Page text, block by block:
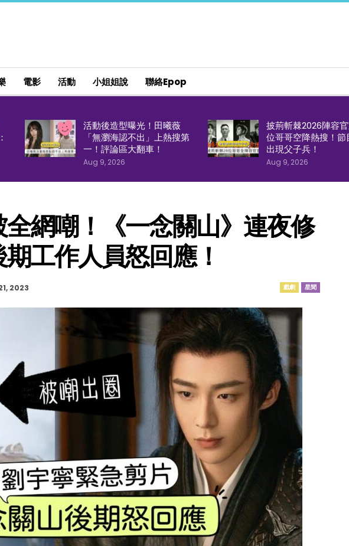
電影 活動 小姐姐說 聯絡epop
活動後造型曝光！田曦薇
「無瀏海認不出」上熱搜第
一！評論區大翻車！
Aug 9, 2026
披荊斬棘2026陣容
位哥哥空降熱搜！節
出現父子兵！
Aug 9, 2026
網嘲！《一念關山》連夜修
工作人員怒回應！
戲劇 星聞
2023